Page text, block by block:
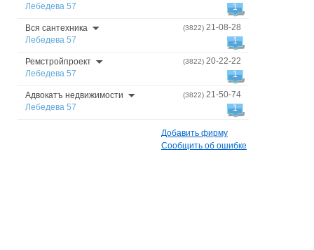
Лебедева 57
1
Вся сантехника
Лебедева 57
(3822) 21-08-28
1
Ремстройпроект
Лебедева 57
(3822) 20-22-22
1
Адвокатъ недвижимости
Лебедева 57
(3822) 21-50-74
1
Добавить фирму
Сообщить об ошибке